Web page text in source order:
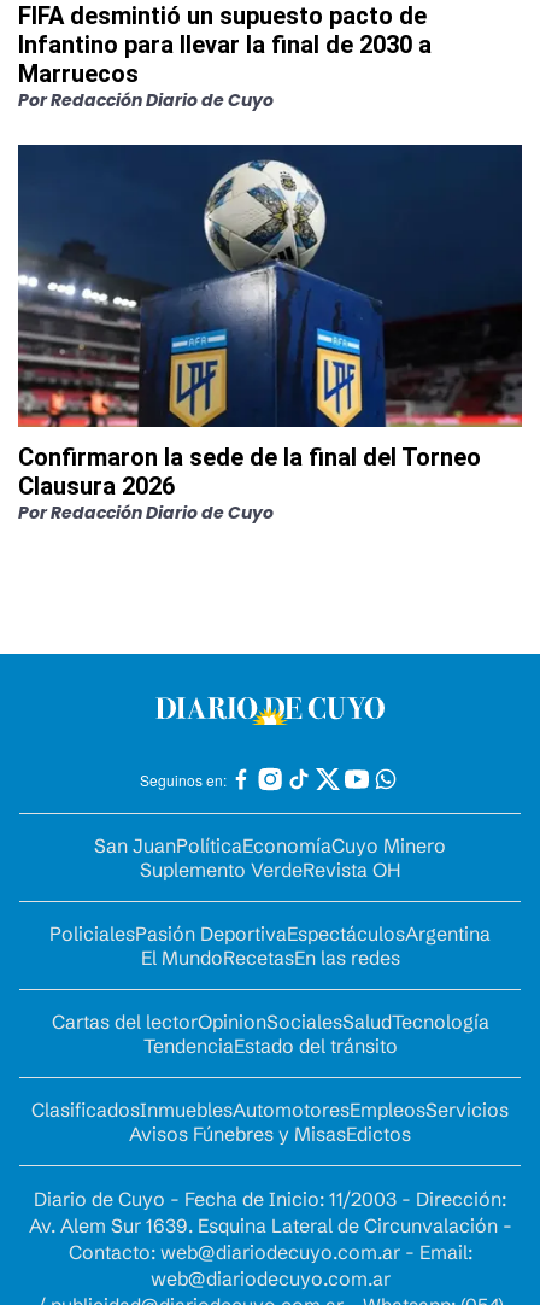
FIFA desmintió un supuesto pacto de
Infantino para llevar la final de 2030 a
Marruecos
PorRedacción Diario de Cuyo
Confirmaron la sede de la final del Torneo
Clausura 2026
PorRedacción Diario de Cuyo
Seguinos en:
San JuanPolíticaEconomíaCuyo Minero
Suplemento VerdeRevista OH
PolicialesPasión DeportivaEspectáculosArgentina
El MundoRecetasEn las redes
Cartas del lectorOpinionSocialesSaludTecnología
TendenciaEstado del tránsito
ClasificadosInmueblesAutomotoresEmpleosServicios
Avisos Fúnebres y MisasEdictos
Diario de Cuyo - Fecha de Inicio: 11/2003 - Dirección:
Av. Alem Sur 1639. Esquina Lateral de Circunvalación -
Contacto: web@diariodecuyo.com.ar- Email:
web@diariodecuyo.com.ar